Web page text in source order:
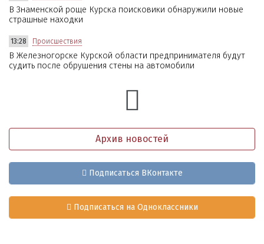
В Знаменской роще Курска поисковики обнаружили новые
страшные находки
13:28 Происшествия
В Железногорске Курской области предпринимателя будут
судить после обрушения стены на автомобили
Архив новостей
Подписаться ВКонтакте
Подписаться на Одноклассники